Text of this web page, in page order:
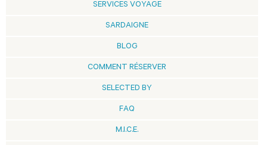
SERVICES VOYAGE
SARDAIGNE
BLOG
COMMENT RÉSERVER
SELECTED BY
FAQ
M.I.C.E.